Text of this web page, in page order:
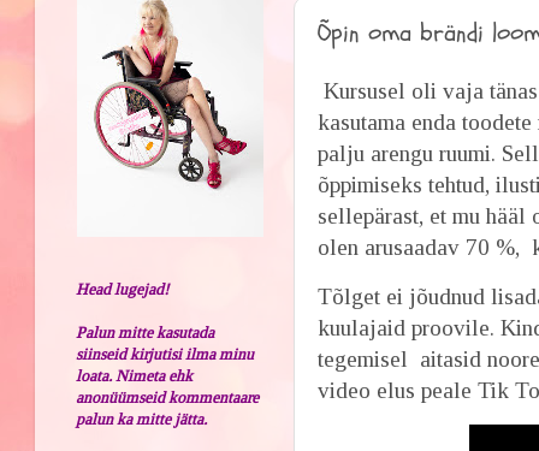
Õpin oma brändi
Kursusel oli vaja
kasutama enda
palju arengu ruumi.
õppimiseks tehtud,
sellepärast, et mu hääl
olen arusaadav 70 %,
Tõlget ei jõudnud
kuulajaid proovile.
tegemisel aitasid
video elus peale Tik
Head lugejad!
Palun mitte kasutada
siinseid kirjutisi ilma minu
loata. Nimeta ehk
anonüümseid kommentaare
palun ka mitte jätta.